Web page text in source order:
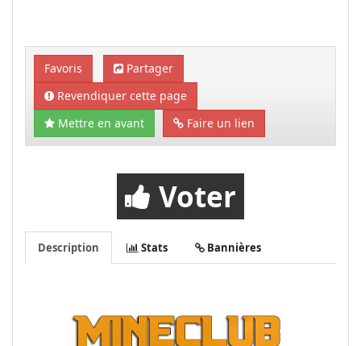
Favoris
Partager
Revendiquer cette page
Mettre en avant
Faire un lien
Voter
Description Stats Bannières